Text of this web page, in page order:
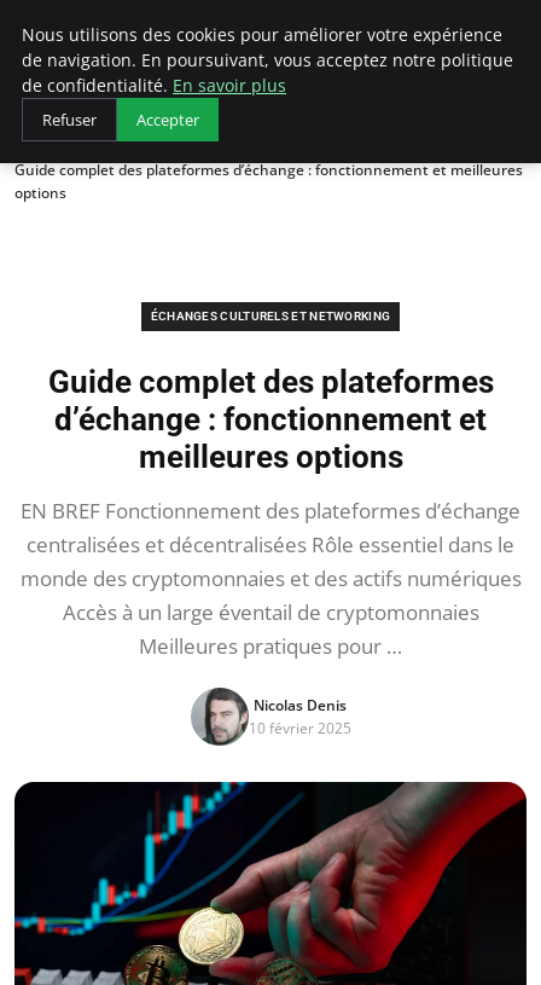
AIESEC France
Accueil
Échanges Culturels et Networking
Guide complet des plateformes d’échange : fonctionnement et meilleures
options
ÉCHANGES CULTURELS ET NETWORKING
Guide complet des plateformes
d’échange : fonctionnement et
meilleures options
EN BREF Fonctionnement des plateformes d’échange
centralisées et décentralisées Rôle essentiel dans le
monde des cryptomonnaies et des actifs numériques
Accès à un large éventail de cryptomonnaies
Meilleures pratiques pour …
Nicolas Denis
10 février 2025
Nous utilisons des cookies pour améliorer votre expérience
de navigation. En poursuivant, vous acceptez notre politique
de confidentialité. En savoir plus
Refuser Accepter